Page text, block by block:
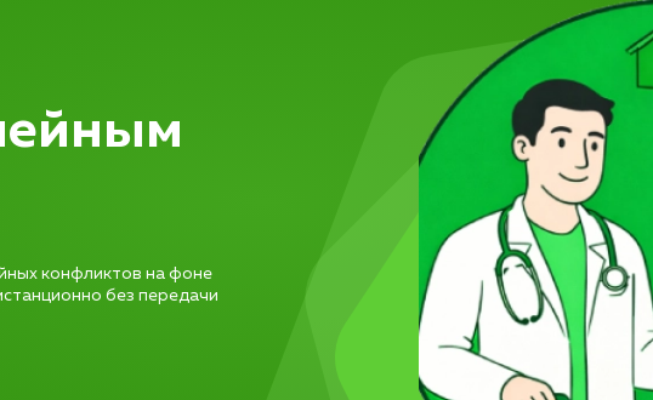
конфликтов на фоне
без передачи